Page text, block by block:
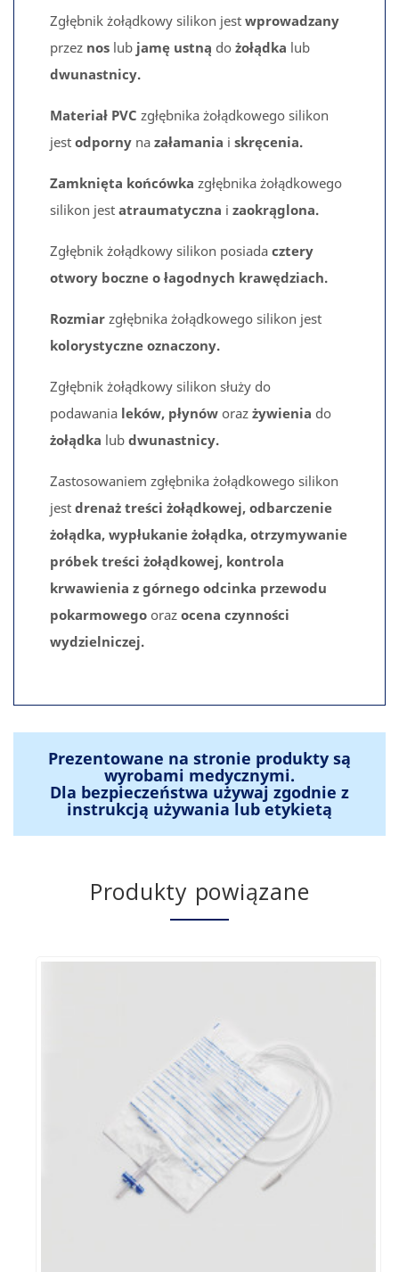
Zgłębnik żołądkowy silikon jest wprowadzany
przez nos lub jamę ustną do żołądka lub
dwunastnicy.
Materiał PVC zgłębnika żołądkowego silikon
jest odporny na załamania i skręcenia.
Zamknięta końcówka zgłębnika żołądkowego
silikon jest atraumatyczna i zaokrąglona.
Zgłębnik żołądkowy silikon posiada cztery
otwory boczne o łagodnych krawędziach.
Rozmiar zgłębnika żołądkowego silikon jest
kolorystyczne oznaczony.
Zgłębnik żołądkowy silikon służy do
podawania leków, płynów oraz żywienia do
żołądka lub dwunastnicy.
Zastosowaniem zgłębnika żołądkowego silikon
jest drenaż treści żołądkowej, odbarczenie
żołądka, wypłukanie żołądka, otrzymywanie
próbek treści żołądkowej, kontrola
krwawienia z górnego odcinka przewodu
pokarmowego oraz ocena czynności
wydzielniczej.
Prezentowane na stronie produkty są
wyrobami medycznymi.
Dla bezpieczeństwa używaj zgodnie z
instrukcją używania lub etykietą
Produkty powiązane